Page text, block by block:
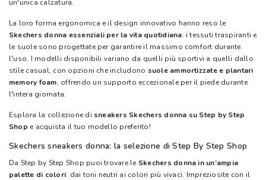
un'unica calzatura.
La loro forma ergonomica e il design innovativo hanno reso le
Skechers donna essenziali per la vita quotidiana: i tessuti traspiranti e
le suole sono progettate per garantire il massimo comfort durante
l'uso. I modelli disponibili variano da quelli più sportivi a quelli dallo
stile casual, con opzioni che includono suole ammortizzate e plantari
memory foam, offrendo un supporto eccezionale per il piede durante
l'intera giornata.
Esplora la collezione di sneakers Skechers donna su Step by Step
Shop e acquista il tuo modello preferito!
Skechers sneakers donna: la selezione di Step By Step Shop
Da Step by Step Shop puoi trovare le Skechers donna in un’ampia
palette di colori: dai toni neutri ai colori più vivaci. Impreziosite con il